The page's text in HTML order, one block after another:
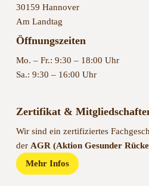
30159 Hannover
Am Landtag
Öffnungszeiten
Mo. – Fr.: 9:30 – 18:00 Uhr
Sa.: 9:30 – 16:00 Uhr
Zertifikat &
Wir sind ein zertifiziertes
der AGR (Aktion Gesunder
Mehr Infos